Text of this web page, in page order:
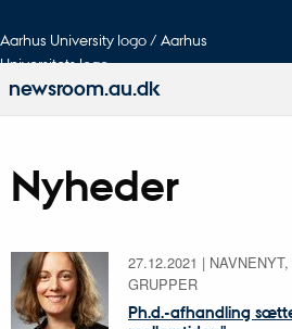
Aarhus University logo / Aarhus
Universitets logo
newsroom.au.dk
Nyheder
27.12.2021 |
GRUPPER
Ph.d.-afhandling